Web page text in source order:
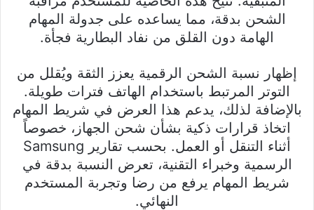
الشحن بدقة، مما يساعده على جدولة المهام
الهامة دون القلق من نفاد البطارية فجأة.
إظهار نسبة الشحن الرقمية يعزز الثقة ويُقلل من
التوتر المرتبط باستخدام الهاتف فترات طويلة.
بالإضافة لذلك، يدعم هذا العرض في شريط المهام
اتخاذ قرارات ذكية بشأن شحن الجهاز، خصوصاً
أثناء التنقل أو العمل. بحسب تقارير Samsung
الرسمية وخبراء التقنية، تعرض النسبة بدقة في
شريط المهام يرفع من رضا وتجربة المستخدم
النهائي.